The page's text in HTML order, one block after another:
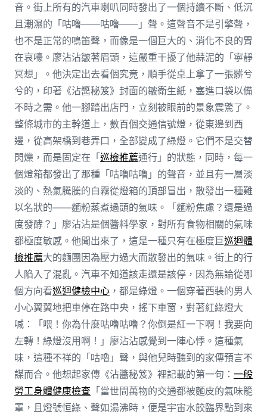
音。街上所有的汽車喇叭同時發出了一個持續不斷、低沉
且潮濕的「咕嚕——咕嚕——」聲。這聲音不是引擎聲，
也不是正常的鳴笛聲，而像是一個巨大的、消化不良的胃
在哀嚎。廖沾沾皺著眉頭，這嚴重干擾了他蒜泥的「寧靜
冥想」。他決定出去看個究竟，順手從桌上拿了一張髒兮
兮的，印著《沾醬秘笈》封面的皺衛生紙，塞進口袋以備
不時之需。他一腳踏出店門，立刻被眼前的景象震驚了。
整條城市的主幹道上，數百個交通信號燈，從東邊到西
邊，從高架橋到巷弄口，全部變成了綠燈。它們不是交替
閃爍，而是固定在「巡檢推薦通行」的狀態，同時，每一
個燈箱都發出了那種「咕嚕咕嚕」的聲音，並且有一層淡
淡的、熱氣騰騰的白霧從燈箱的頂部冒出，散發出一種難
以名狀的——麵粉蒸煮過頭的氣味。「麵粉焦慮？還是過
度發酵？」廖沾沾是個醬料學家，對所有食物相關的氣味
都極度敏感。他聞出來了，這是一種只有在極度巨巡迴體
檢推薦大的麵團因為壓力過大而散發出的氣味。街上的行
人陷入了混亂。汽車不知道該走還是該停，因為無論從哪
個方向看巡迴健檢中心，都是綠燈。一個穿著西裝的男人
小心翼翼地把車停在路中央，搖下車窗，對著紅綠燈大
喊：「喂！你為什麼咕嚕咕嚕？你倒是紅一下啊！我要向
左轉！綠燈沒用啊！」廖沾沾感覺到一陣心悸。這種氣
味，這種不祥的「咕嚕」聲，與他兒時聽到的家傳預言不
謀而合。他想起家傳《沾醬秘笈》裡記載的第一句： 一般
勞工身體健康檢查「當世間萬物的交通都被麵皮的氣味籠
罩，且燈號恒綠、聲如湯沸時，便是宇宙水餃臨界點到來